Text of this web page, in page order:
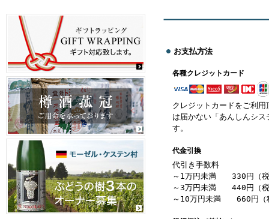
お支払方法
各種クレジットカード
クレジットカードをご利
は届かない「あんしんシ
す。
代金引換
代引き手数料
～1万円未満 330円（税
～3万円未満 440円（税
～10万円未満 660円（